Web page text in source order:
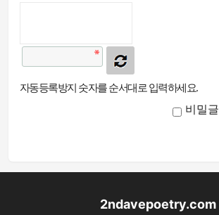
자동등록방지 숫자를 순서대로 입력하세요.
비밀글
2ndavepoetry.com